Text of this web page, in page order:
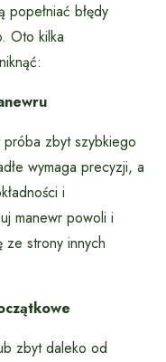
błędy
Oto kilka
próba zbyt szybkiego
wymaga precyzji, a
i
manewr powoli i
ze strony innych
zbyt daleko od